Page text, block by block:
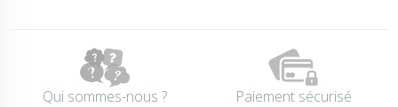
Qui sommes-nous ? Paiement sécurisé